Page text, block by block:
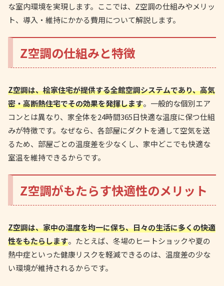
な室内環境を実現します。ここでは、Z空調の仕組みやメリッ
ト、導入・維持にかかる費用について解説します。
Z空調の仕組みと特徴
Z空調は、桧家住宅が提供する全館空調システムであり、高気
密・高断熱住宅でその効果を発揮します。一般的な個別エア
コンとは異なり、家全体を24時間365日快適な温度に保つ仕組
みが特徴です。なぜなら、各部屋にダクトを通して空気を送
るため、部屋ごとの温度差を少なくし、家中どこでも快適な
室温を維持できるからです。
Z空調がもたらす快適性のメリット
Z空調は、家中の温度を均一に保ち、日々の生活に多くの快適
性をもたらします。たとえば、冬場のヒートショックや夏の
熱中症といった健康リスクを軽減できるのは、温度差の少な
い環境が維持されるからです。